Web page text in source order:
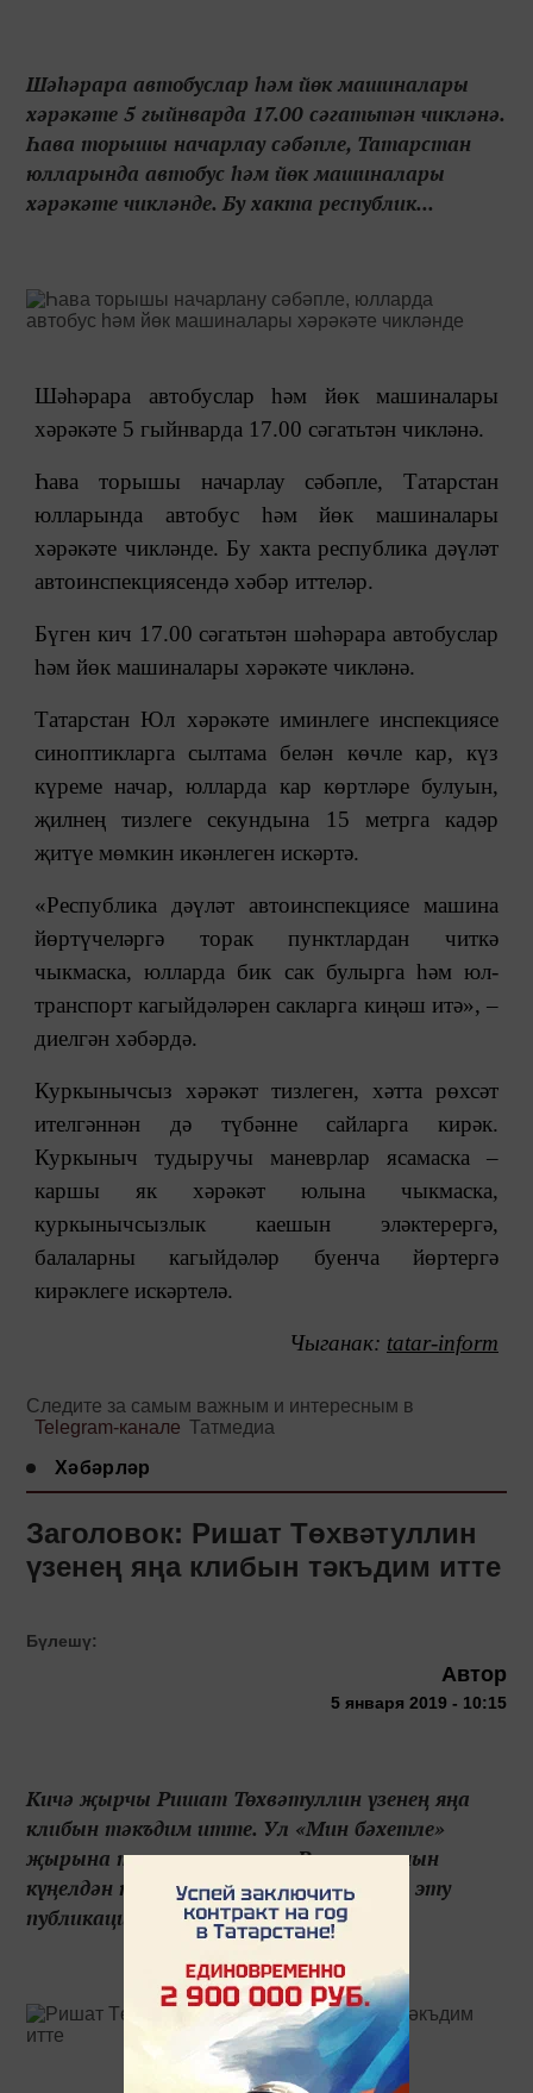
Шәһәрара автобуслар һәм йөк машиналары
хәрәкәте 5 гыйнварда 17.00 сәгатьтән чикләнә.
Һава торышы начарлау сәбәпле, Татарстан
юлларында автобус һәм йөк машиналары
хәрәкәте чикләнде. Бу хакта республик...
Шәһәрара автобуслар һәм йөк машиналары
хәрәкәте 5 гыйнварда 17.00 сәгатьтән чикләнә.
Һава торышы начарлау сәбәпле, Татарстан
юлларында автобус һәм йөк машиналары
хәрәкәте чикләнде. Бу хакта республика дәүләт
автоинспекциясендә хәбәр иттеләр.
Бүген кич 17.00 сәгатьтән шәһәрара автобуслар
һәм йөк машиналары хәрәкәте чикләнә.
Татарстан Юл хәрәкәте иминлеге инспекциясе
синоптикларга сылтама белән көчле кар, күз
күреме начар, юлларда кар көртләре булуын,
җилнең тизлеге секундына 15 метрга кадәр
җитүе мөмкин икәнлеген искәртә.
«Республика дәүләт автоинспекциясе машина
йөртүчеләргә торак пунктлардан читкә
чыкмаска, юлларда бик сак булырга һәм юл-
транспорт кагыйдәләрен сакларга киңәш итә», ‒
диелгән хәбәрдә.
Куркынычсыз хәрәкәт тизлеген, хәтта рөхсәт
ителгәннән дә түбәнне сайларга кирәк.
Куркыныч тудыручы маневрлар ясамаска –
каршы як хәрәкәт юлына чыкмаска,
куркынычсызлык каешын эләктерергә,
балаларны кагыйдәләр буенча йөртергә
кирәклеге искәртелә.
Чыганак: tatar-inform
Следите за самым важным и интересным в
Telegram-канале Татмедиа
Хәбәрләр
Заголовок: Ришат Төхвәтуллин
үзенең яңа клибын тәкъдим итте
Бүлешү:
Автор
5 января 2019 - 10:15
Кичә җырчы Ришат Төхвәтуллин үзенең яңа
клибын тәкъдим итте. Ул «Мин бәхетле»
җырына төшерелгән клип. Ришатны чын
күңелдән тәбрик итәбез. Посмотреть эту
публикацию в Instagram Пуб...